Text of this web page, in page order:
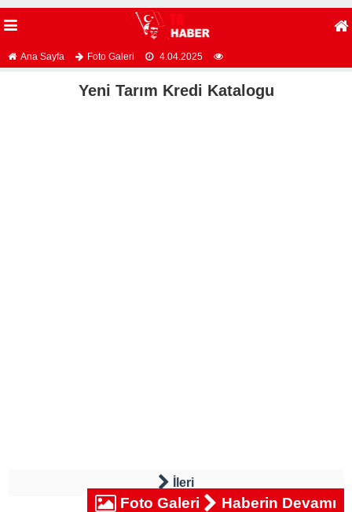
Ana Sayfa Foto Galeri 4.04.2025
Yeni Tarım Kredi Katalogu
İleri
Foto Galeri Haberin Devamı